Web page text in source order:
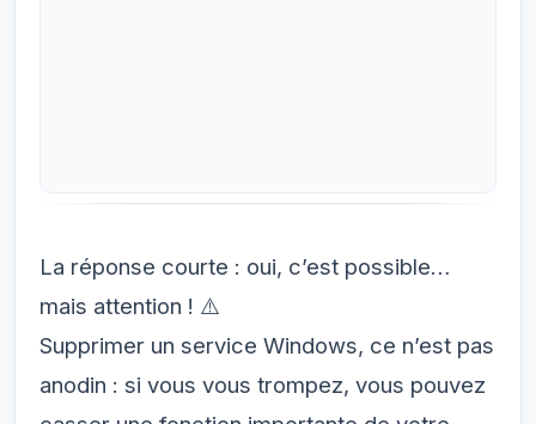
La réponse courte : oui, c’est possible…
mais attention ! ⚠️
Supprimer un service Windows, ce n’est pas
anodin : si vous vous trompez, vous pouvez